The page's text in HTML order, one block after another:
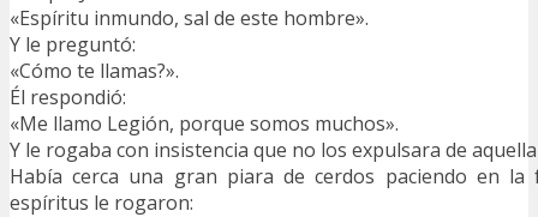
«Espíritu inmundo, sal de este hombre».
Y le preguntó:
«Cómo te llamas?».
Él respondió:
«Me llamo Legión, porque somos muchos».
Y le rogaba con insistencia que no los expulsara de
Había cerca una gran piara de cerdos paciendo en la
espíritus le rogaron: